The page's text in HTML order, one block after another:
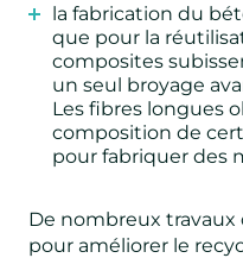
la fabrication du
que pour la
composites
un seul broyage
Les fibres longues
composition de
pour fabriquer des
De nombreux travaux
pour améliorer le